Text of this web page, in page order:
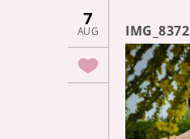
7
AUG IMG_8372